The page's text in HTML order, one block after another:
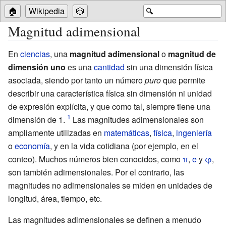
🔍
🏠 Wikipedia 🎲
Magnitud adimensional
En ciencias, una magnitud adimensionalo magnitud de
dimensión uno es unacantidad sin una dimensión física
asociada, siendo por tanto un númeropuroque permite
describir una característica física sin dimensión ni unidad
de expresión explícita, y que como tal, siempre tiene una
dimensión de 1.
Las magnitudes adimensionales son
ampliamente utilizadas en matemáticas, física, ingeniería
oeconomía, y en la vida cotidiana (por ejemplo, en el
conteo). Muchos números bien conocidos, comoπ, ey φ,
son también adimensionales. Por el contrario, las
magnitudes no adimensionales se miden en unidades de
longitud, área, tiempo, etc.
Las magnitudes adimensionales se definen a menudo